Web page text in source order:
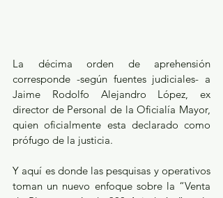
La décima orden de aprehensión
corresponde -según fuentes judiciales- a
Jaime Rodolfo Alejandro López, ex
director de Personal de la Oficialía Mayor,
quien oficialmente esta declarado como
prófugo de la justicia.
Y aquí es donde las pesquisas y operativos
toman un nuevo enfoque sobre la “Venta